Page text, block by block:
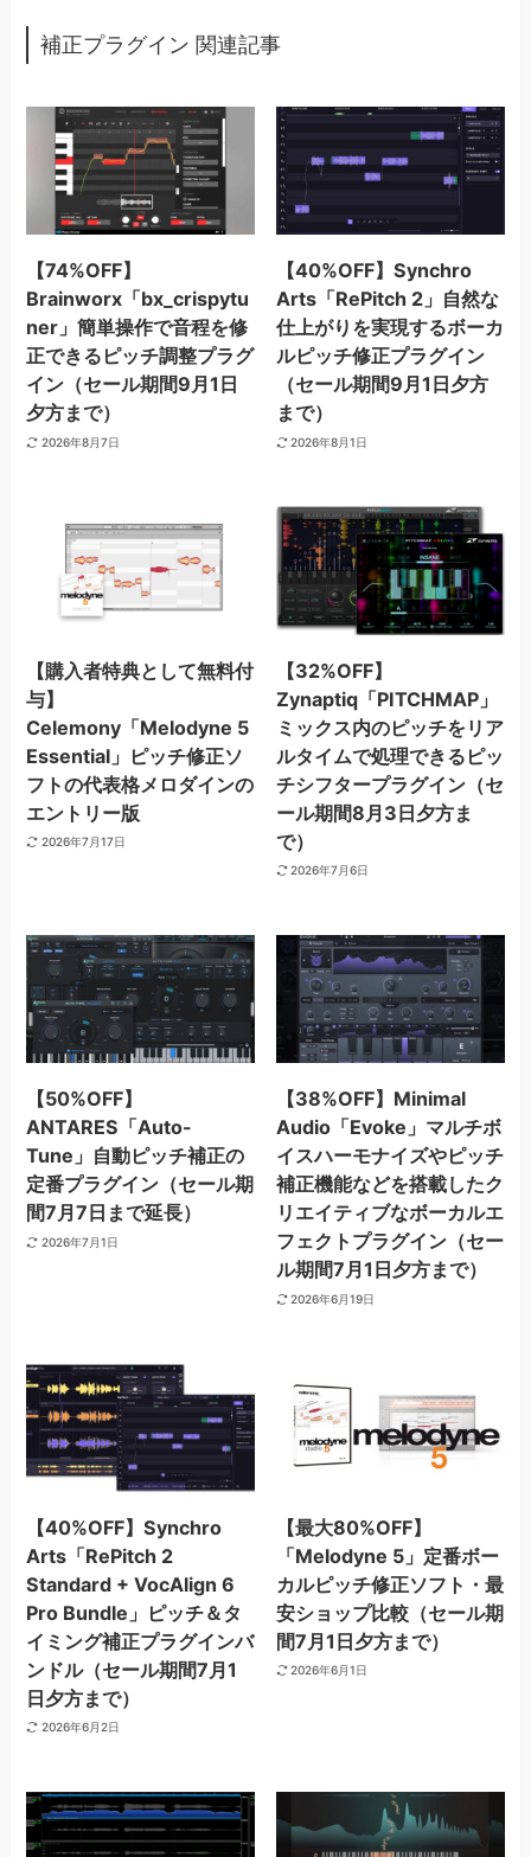
補正プラグイン 関連記事
【74%OFF】
Brainworx「bx_crispytu
ner」簡単操作で音程を修
正できるピッチ調整プラグ
イン（セール期間9月1日
夕方まで）
2026年8月7日
【40%OFF】Synchro
Arts「RePitch 2」自然な
仕上がりを実現するボーカ
ルピッチ修正プラグイン
（セール期間9月1日夕方
まで）
2026年8月1日
【購入者特典として無料付
与】
Celemony「Melodyne 5
Essential」ピッチ修正ソ
フトの代表格メロダインの
エントリー版
2026年7月17日
【32%OFF】
Zynaptiq「PITCHMAP」
ミックス内のピッチをリア
ルタイムで処理できるピッ
チシフタープラグイン（セ
ール期間8月3日夕方ま
で）
2026年7月6日
【50%OFF】
ANTARES「Auto-
Tune」自動ピッチ補正の
定番プラグイン（セール期
間7月7日まで延長）
2026年7月1日
【38%OFF】Minimal
Audio「Evoke」マルチボ
イスハーモナイズやピッチ
補正機能などを搭載したク
リエイティブなボーカルエ
フェクトプラグイン（セー
ル期間7月1日夕方まで）
2026年6月19日
【40%OFF】Synchro
Arts「RePitch 2
Standard + VocAlign 6
Pro Bundle」ピッチ＆タ
イミング補正プラグインバ
ンドル（セール期間7月1
日夕方まで）
2026年6月2日
【最大80%OFF】
「Melodyne 5」定番ボー
カルピッチ修正ソフト・最
安ショップ比較（セール期
間7月1日夕方まで）
2026年6月1日